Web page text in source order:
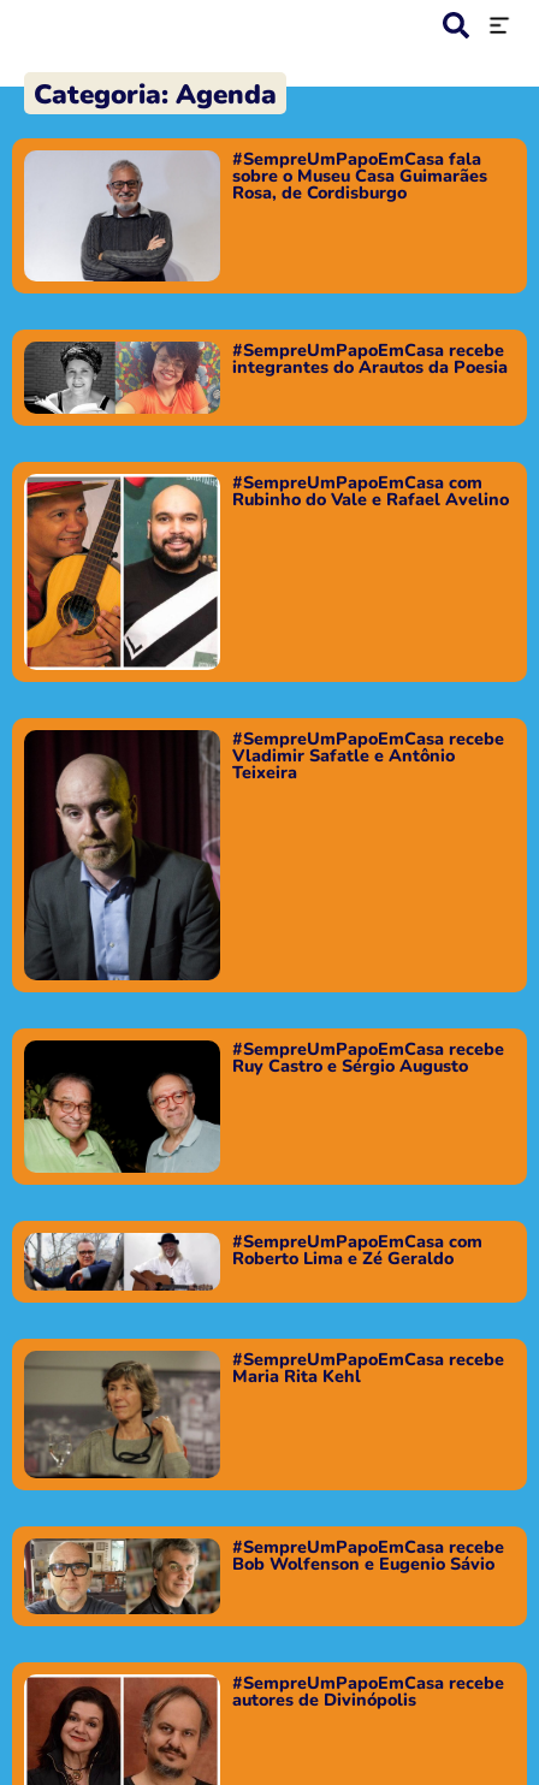
Categoria: Agenda
#SempreUmPapoEmCasa fala
sobre o Museu Casa Guimarães
Rosa, de Cordisburgo
#SempreUmPapoEmCasa recebe
integrantes do Arautos da Poesia
#SempreUmPapoEmCasa com
Rubinho do Vale e Rafael Avelino
#SempreUmPapoEmCasa recebe
Vladimir Safatle e Antônio
Teixeira
#SempreUmPapoEmCasa recebe
Ruy Castro e Sérgio Augusto
#SempreUmPapoEmCasa com
Roberto Lima e Zé Geraldo
#SempreUmPapoEmCasa recebe
Maria Rita Kehl
#SempreUmPapoEmCasa recebe
Bob Wolfenson e Eugenio Sávio
#SempreUmPapoEmCasa recebe
autores de Divinópolis